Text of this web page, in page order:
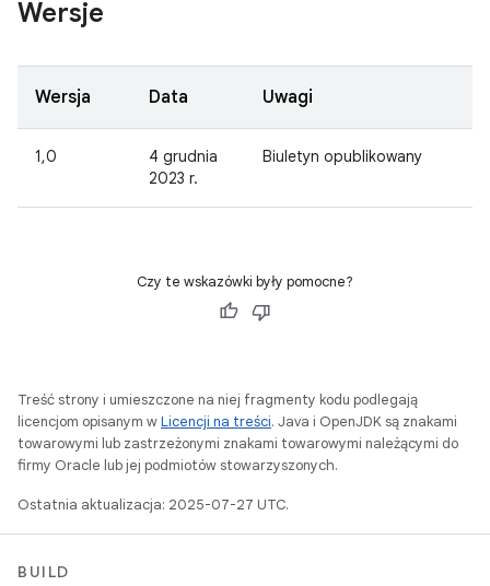
Wersje
Wersja Data Uwagi
1,0
4 grudnia
2023 r.
Biuletyn opublikowany
Czy te wskazówki były pomocne?
Treść strony i umieszczone na niej fragmenty kodu podlegają
licencjom opisanym wLicencji na treści. Java i OpenJDK są znakami
towarowymi lub zastrzeżonymi znakami towarowymi należącymi do
firmy Oracle lub jej podmiotów stowarzyszonych.
Ostatnia aktualizacja: 2025-07-27 UTC.
BUILD